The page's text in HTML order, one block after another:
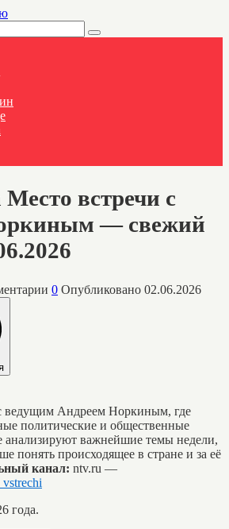
встречи с
— свежий
0 Опубликовано 02.06.2026
ведущим Андреем Норкиным, где
политические и общественные
анализируют важнейшие темы недели,
понять происходящее в стране и за её
канал: ntv.ru —
года.